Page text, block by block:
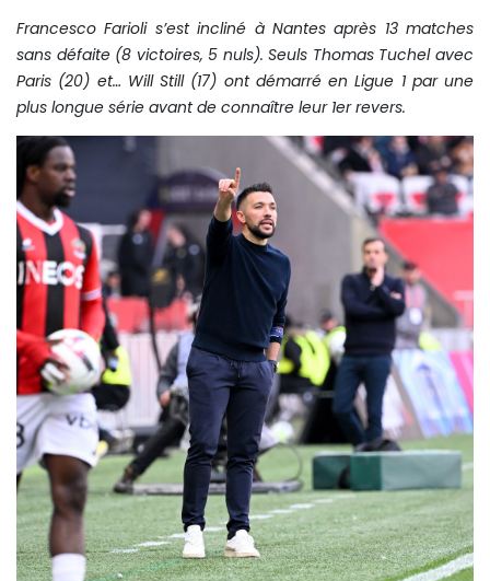
Francesco Farioli s’est incliné à Nantes après 13 matches
sans défaite (8 victoires, 5 nuls). Seuls Thomas Tuchel avec
Paris (20) et… Will Still (17) ont démarré en Ligue 1 par une
plus longue série avant de connaître leur 1er revers.